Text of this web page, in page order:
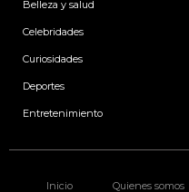
Belleza y salud
Celebridades
Curiosidades
Deportes
Entretenimiento
Inicio Quienes somos